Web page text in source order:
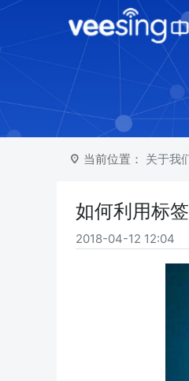
当前位置： 关于我
如何利用标
2018-04-12 12:04